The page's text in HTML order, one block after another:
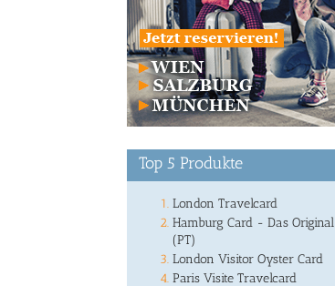
Top 5 Produkte
London Travelcard
Hamburg Card - Das Original
(PT)
London Visitor Oyster Card
Paris Visite Travelcard